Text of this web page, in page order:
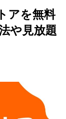
アを無料
や見放題